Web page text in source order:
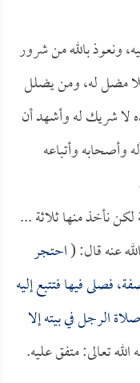
ونعوذ بالله من شرور
فلا مضل له، ومن يضلل
لا شريك له وأشهد أن
وأصحابه وأتباعه
لكن نأخذ منها ثلاثة ...
عنه قال: (احتجر
فصلى فيها فتتبع إليه
الرجل في بيته إلا
تعالى: متفق عليه.